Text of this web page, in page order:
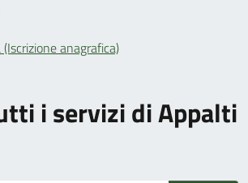
i servizi di Appalti
anagrafica)